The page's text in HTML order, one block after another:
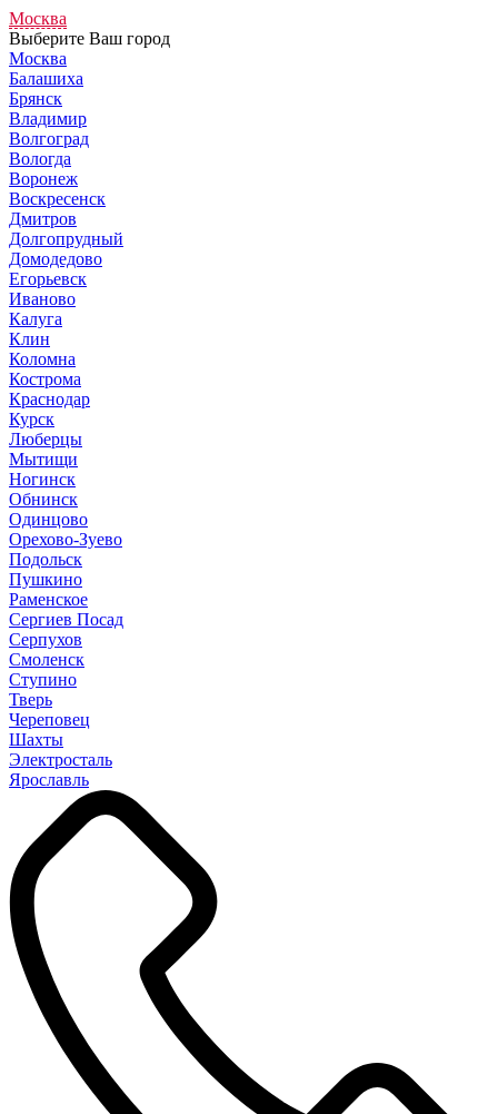
Москва
Выберите Ваш город
Москва
Балашиха
Брянск
Владимир
Волгоград
Вологда
Воронеж
Воскресенск
Дмитров
Долгопрудный
Домодедово
Егорьевск
Иваново
Калуга
Клин
Коломна
Кострома
Краснодар
Курск
Люберцы
Мытищи
Ногинск
Обнинск
Одинцово
Орехово-Зуево
Подольск
Пушкино
Раменское
Сергиев Посад
Серпухов
Смоленск
Ступино
Тверь
Череповец
Шахты
Электросталь
Ярославль